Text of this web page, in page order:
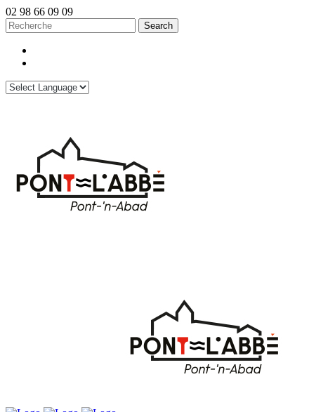
02 98 66 09 09